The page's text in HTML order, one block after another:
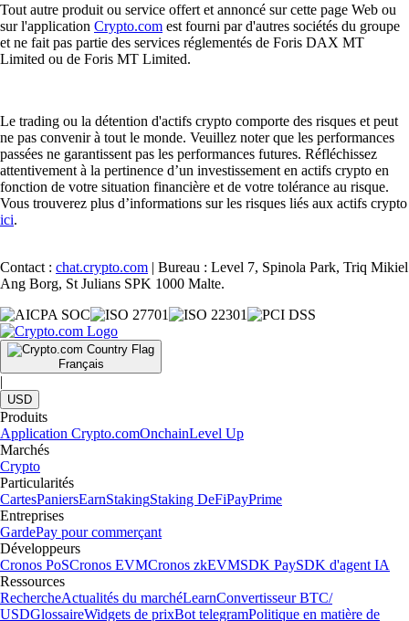
Tout autre produit ou service offert et annoncé sur cette page Web ou
sur l'application Crypto.com est fourni par d'autres sociétés du groupe
et ne fait pas partie des services réglementés de Foris DAX MT
Limited ou de Foris MT Limited.
Le trading ou la détention d'actifs crypto comporte des risques et peut
ne pas convenir à tout le monde. Veuillez noter que les performances
passées ne garantissent pas les performances futures. Réfléchissez
attentivement à la pertinence d’un investissement en actifs crypto en
fonction de votre situation financière et de votre tolérance au risque.
Vous trouverez plus d’informations sur les risques liés aux actifs crypto
ici.
Contact : chat.crypto.com | Bureau : Level 7, Spinola Park, Triq Mikiel
Ang Borg, St Julians SPK 1000 Malte.
Français
|
USD
Produits
Application Crypto.comOnchainLevel Up
Marchés
Crypto
Particularités
CartesPaniersEarnStakingStaking DeFiPayPrime
Entreprises
GardePay pour commerçant
Développeurs
Cronos PoSCronos EVMCronos zkEVMSDK PaySDK d'agent IA
Ressources
RechercheActualités du marchéLearnConvertisseur BTC/
USDGlossaireWidgets de prixBot telegramPolitique en matière de